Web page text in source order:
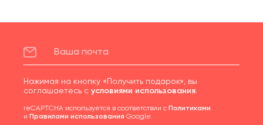
Нажимая на кнопку «Получить подарок», вы
соглашаетесь с условиями использования.
reCAPTCHA используется в соответствии с Политиками
и Правилами использования Google.